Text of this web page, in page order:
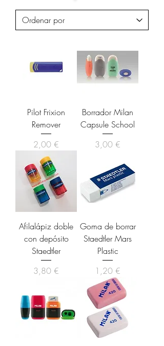
Pilot Frixion
Remover
Precio
2,00 €
Borrador Milan
Capsule School
Precio
3,00 €
Afilalápiz doble
con depósito
Staedtler
Precio
3,80 €
Goma de borrar
Staedtler Mars
Plastic
Precio
1,20 €